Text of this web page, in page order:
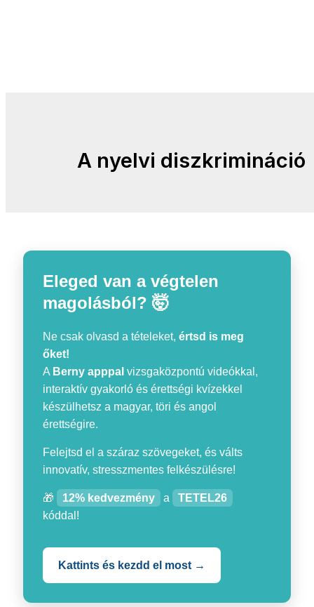
A nyelvi diszkrimináció
Eleged van a végtelen
magolásból? 🤯
Ne csak olvasd a tételeket,értsd is meg
őket!
A Berny apppal vizsgaközpontú videókkal,
interaktív gyakorló és érettségi kvízekkel
készülhetsz a magyar, töri és angol
érettségire.
Felejtsd el a száraz szövegeket, és válts
innovatív, stresszmentes felkészülésre!
🎁 12% kedvezmény a
TETEL26
kóddal!
Kattints és kezdd el most →